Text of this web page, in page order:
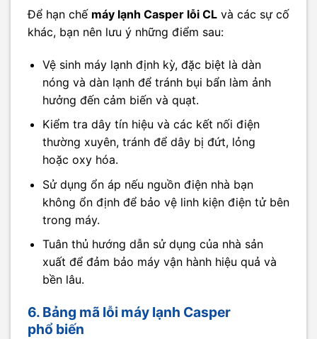
Để hạn chế máy lạnh Casper lỗi CL và các sự cố
khác, bạn nên lưu ý những điểm sau:
Vệ sinh máy lạnh định kỳ, đặc biệt là dàn
nóng và dàn lạnh để tránh bụi bẩn làm ảnh
hưởng đến cảm biến và quạt.
Kiểm tra dây tín hiệu và các kết nối điện
thường xuyên, tránh để dây bị đứt, lỏng
hoặc oxy hóa.
Sử dụng ổn áp nếu nguồn điện nhà bạn
không ổn định để bảo vệ linh kiện điện tử bên
trong máy.
Tuân thủ hướng dẫn sử dụng của nhà sản
xuất để đảm bảo máy vận hành hiệu quả và
bền lâu.
6. Bảng mã lỗi máy lạnh Casper
phổ biến